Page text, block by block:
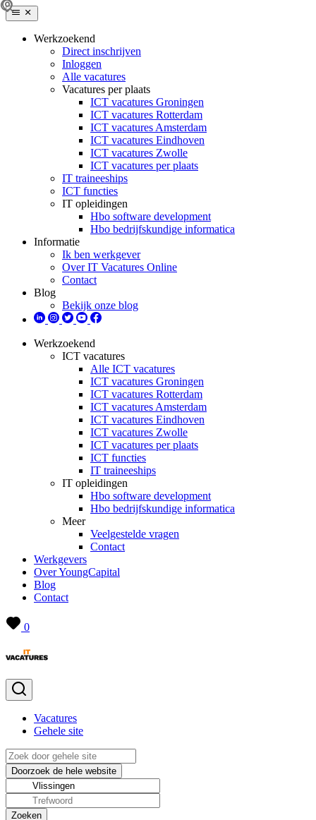
Werkzoekend
Direct inschrijven
Inloggen
Alle vacatures
Vacatures per plaats
ICT vacatures Groningen
ICT vacatures Rotterdam
ICT vacatures Amsterdam
ICT vacatures Eindhoven
ICT vacatures Zwolle
ICT vacatures per plaats
IT traineeships
ICT functies
IT opleidingen
Hbo software development
Hbo bedrijfskundige informatica
Informatie
Ik ben werkgever
Over IT Vacatures Online
Contact
Blog
Bekijk onze blog
Werkzoekend
ICT vacatures
Alle ICT vacatures
ICT vacatures Groningen
ICT vacatures Rotterdam
ICT vacatures Amsterdam
ICT vacatures Eindhoven
ICT vacatures Zwolle
ICT vacatures per plaats
ICT functies
IT traineeships
IT opleidingen
Hbo software development
Hbo bedrijfskundige informatica
Meer
Veelgestelde vragen
Contact
Werkgevers
Over YoungCapital
Blog
Contact
0
Vacatures
Gehele site